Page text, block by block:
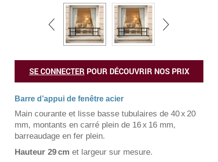
SE CONNECTER POUR DÉCOUVRIR NOS PRIX
Barre d’appui de fenêtre acier
Main courante et lisse basse tubulaires de 40 x 20
mm, montants en carré plein de 16 x 16 mm,
barreaudage en fer plein.
Hauteur 29 cm et largeur sur mesure.